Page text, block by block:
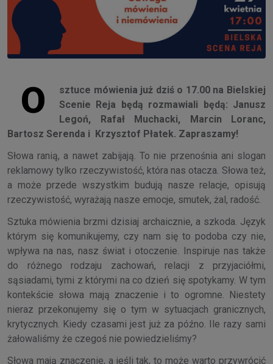
O
sztuce mówienia już dziś o 17.00 na Bielskiej
Scenie Reja będą rozmawiali będą: Janusz
Legoń, Rafał Muchacki, Marcin Loranc,
Bartosz Serenda i Krzysztof Płatek. Zapraszamy!
Słowa ranią, a nawet zabijają. To nie przenośnia ani slogan
reklamowy tylko rzeczywistość, która nas otacza. Słowa też,
a może przede wszystkim budują nasze relacje, opisują
rzeczywistość, wyrażają nasze emocje, smutek, żal, radość.
Sztuka mówienia brzmi dzisiaj archaicznie, a szkoda. Język
którym się komunikujemy, czy nam się to podoba czy nie,
wpływa na nas, nasz świat i otoczenie. Inspiruje nas także
do różnego rodzaju zachowań, relacji z przyjaciółmi,
sąsiadami, tymi z którymi na co dzień się spotykamy. W tym
kontekście słowa mają znaczenie i to ogromne. Niestety
nieraz przekonujemy się o tym w sytuacjach granicznych,
krytycznych. Kiedy czasami jest już za późno. Ile razy sami
żałowaliśmy że czegoś nie powiedzieliśmy?
Słowa mają znaczenie, a jeśli tak, to może warto przywrócić